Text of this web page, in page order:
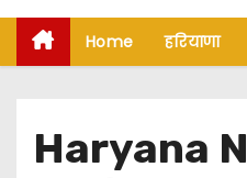
n
Home हरियाणा
Haryana